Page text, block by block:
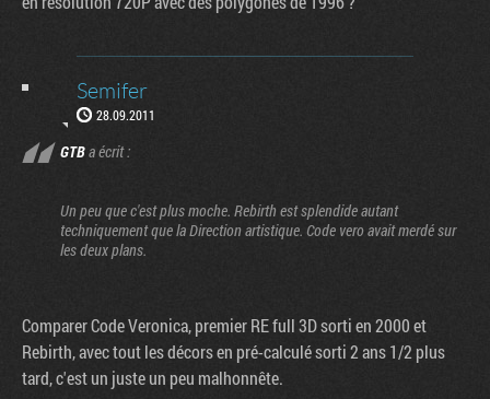
Semifer
28.09.2011
GTBa écrit :
Un peu que c'est plus moche. Rebirth est splendide autant
techniquement que la Direction artistique. Code vero avait merdé sur
les deux plans.
Comparer Code Veronica, premier RE full 3D sorti en 2000 et
Rebirth, avec tout les décors en pré-calculé sorti 2 ans 1/2 plus
tard, c'est un juste un peu malhonnête.